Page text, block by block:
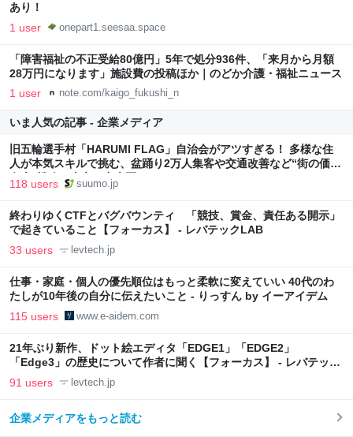
あり！
1 user onepart1.seesaa.space
「障害福祉の不正受給80億円」5年で処分936件、「来月から月額
28万円になります」施設費の投稿ほか｜のどか介護・福祉ニュース
1 user note.com/kaigo_fukushi_n
いま人気の記事 - 企業メディア
旧五輪選手村「HARUMI FLAG」自治会がアツすぎる！ 多様な住
人が本気スキルで挑む、盆踊り2万人集客や交通改善など“街の価値
向上”戦略 東京・中央区
118 users suumo.jp
終わりゆくCTFとバグバウンティ 「競技、賞金、責任ある開示」
で起きていること【フォーカス】 - レバテックLAB
33 users levtech.jp
仕事・家庭・個人の優先順位はもっと柔軟に変えていい 40代のわ
たしが10年後の自分に伝えたいこと - りっすん by イーアイデム
115 users www.e-aidem.com
21年ぶり新作、ドット絵エディタ「EDGE1」「EDGE2」
「Edge3」の歴史について作者に聞く【フォーカス】 - レバテック
LAB
91 users levtech.jp
企業メディアをもっと読む